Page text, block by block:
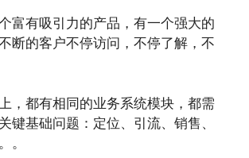
富有吸引力的产品，有一个强大的
断的客户不停访问，不停了解，不
，都有相同的业务系统模块，都需
键基础问题：定位、引流、销售、
。